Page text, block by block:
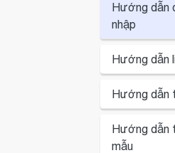
Hướng dẫn
nhập
Hướng dẫn
Hướng dẫn
Hướng dẫn
mẫu